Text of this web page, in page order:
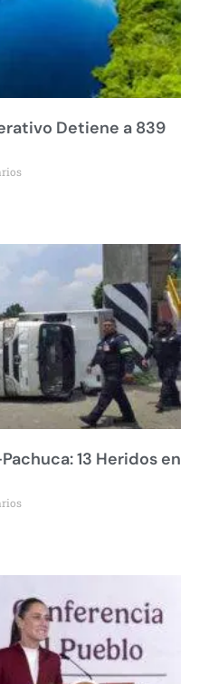
Detiene a 839
13 Heridos en